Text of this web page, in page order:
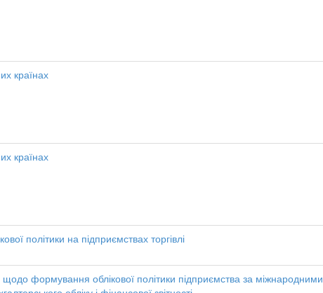
країнах
країнах
політики на підприємствах торгівлі
щодо формування облікової політики підприємства за міжнародними